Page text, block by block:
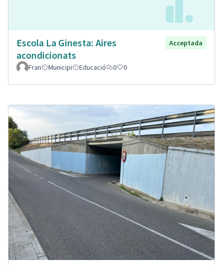
Escola La Ginesta: Aires
acondicionats
Acceptada
Fran Municipi Educació 0 0